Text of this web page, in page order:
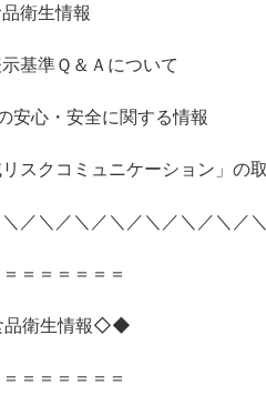
衛生情報
基準Ｑ＆Ａについて
安心・安全に関する情報
リスクコミュニケーション」の
＼／＼／＼／＼／＼／＼／＼／
＝＝＝＝＝＝
衛生情報◇◆
＝＝＝＝＝＝